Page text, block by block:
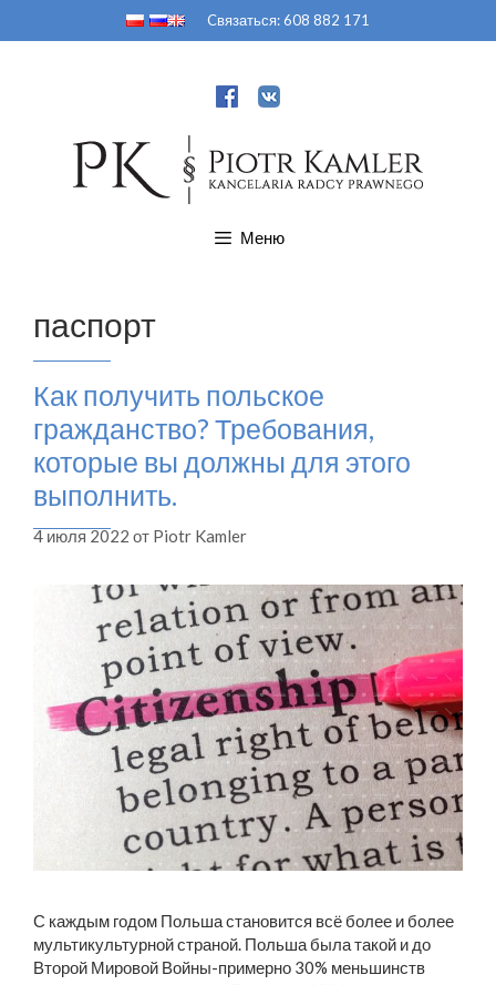
к
Cвязаться:608 882 171
Меню
паспорт
Как получить польское
гражданство? Требования,
которые вы должны для этого
выполнить.
4 июля 2022 от Piotr Kamler
С каждым годом Польша становится всё более и более
мультикультурной страной. Польша была такой и до
Второй Мировой Войны-примерно 30% меньшинств